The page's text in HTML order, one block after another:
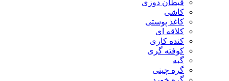
قیطان دوزی
کاشی
کاغذ پوستی
کلاقه ای
کنده کاری
کوفته گری
گبه
گره چینی